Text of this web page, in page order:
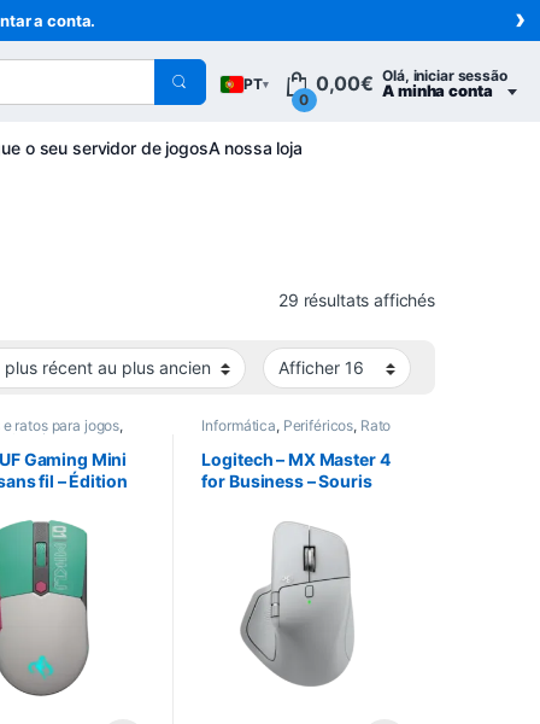
a conta. ›
PT▾ Olá, iniciar sessão
A minha conta
0
0,00€
o seu servidor de jogosA nossa loja
29 résultats affichésTrié du plus
ratos para jogos,
Informática
,Rato
Gaming Mini
fil – Édition
Informática, Periféricos, Rato
Logitech – MX Master 4
for Business – Souris